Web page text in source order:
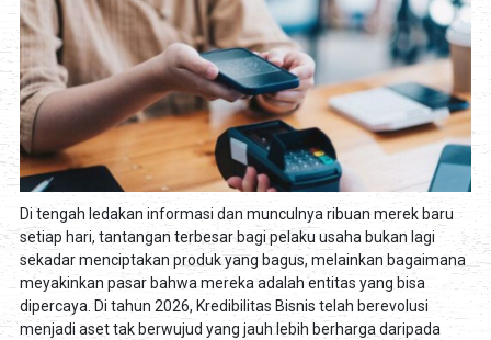
Di tengah ledakan informasi dan munculnya ribuan merek baru
setiap hari, tantangan terbesar bagi pelaku usaha bukan lagi
sekadar menciptakan produk yang bagus, melainkan bagaimana
meyakinkan pasar bahwa mereka adalah entitas yang bisa
dipercaya. Di tahun 2026, Kredibilitas Bisnis telah berevolusi
menjadi aset tak berwujud yang jauh lebih berharga daripada